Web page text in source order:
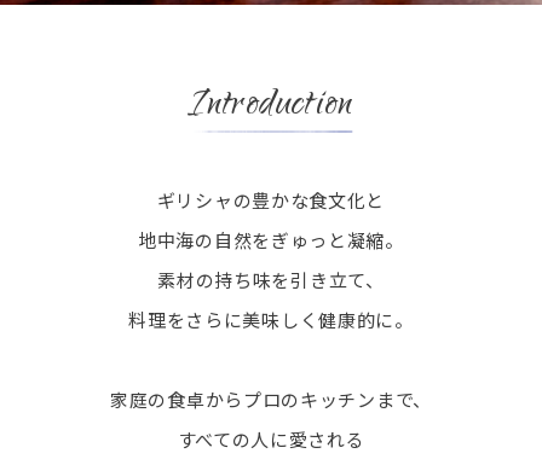
Introduction
ギリシャの豊かな食文化と
地中海の自然をぎゅっと凝縮。
素材の持ち味を引き立て、
料理をさらに美味しく健康的に。
家庭の食卓からプロのキッチンまで、
すべての人に愛される